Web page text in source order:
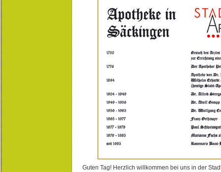
Guten Tag! Herzlich willkommen bei uns in der